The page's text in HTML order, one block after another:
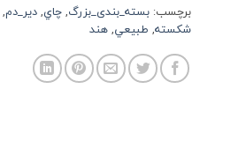
برچسب: بسته_بندی_بزرگ,چاي,دير_دم,
شكسته, طبيعي,هند